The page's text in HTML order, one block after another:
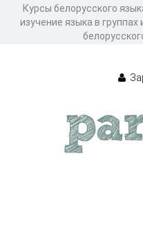
Курсы белорусского
изучение языка в